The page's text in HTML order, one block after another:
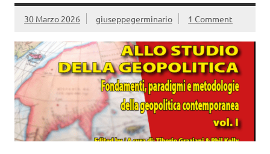
30 Marzo 2026 giuseppegerminario 1 Comment